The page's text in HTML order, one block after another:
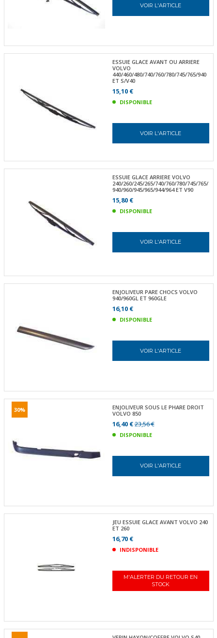
VOIR L'ARTICLE
ESSUIE GLACE AVANT OU ARRIERE
VOLVO
440/460/480/740/760/780/745/765/940
ET S/V40
15,10 €
DISPONIBLE
VOIR L'ARTICLE
ESSUIE GLACE ARRIERE VOLVO
240/260/245/265/740/760/780/745/765/
940/960/945/965/944/964 ET V90
15,80 €
DISPONIBLE
VOIR L'ARTICLE
ENJOLIVEUR PARE CHOCS VOLVO
940/960GL ET 960GLE
16,10 €
DISPONIBLE
VOIR L'ARTICLE
30%
ENJOLIVEUR SOUS LE PHARE DROIT
VOLVO 850
16,40 €23,56 €
DISPONIBLE
VOIR L'ARTICLE
JEU ESSUIE GLACE AVANT VOLVO 240
ET 260
16,70 €
INDISPONIBLE
M'ALERTER DU RETOUR EN
STOCK